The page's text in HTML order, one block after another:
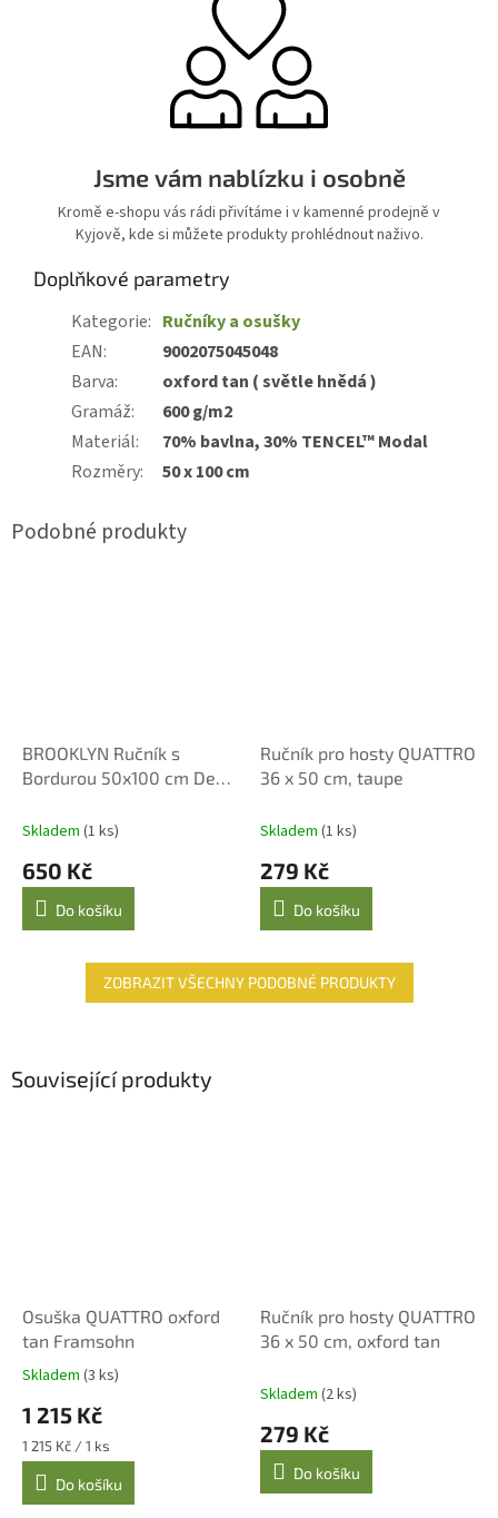
Jsme vám nablízku i osobně
Kromě e-shopu vás rádi přivítáme i v kamenné prodejně v
Kyjově, kde si můžete produkty prohlédnout naživo.
Doplňkové parametry
Kategorie: Ručníky a osušky
EAN:
9002075045048
Barva:
oxford tan ( světle hnědá )
Gramáž:
600 g/m2
Materiál:
70% bavlna, 30% TENCEL™ Modal
Rozměry: 50 x 100 cm
BROOKLYN Ručník s
Bordurou 50x100 cm Deep
Skladem (1 ks)
650 Kč
Do košíku
Ručník pro hosty QUATTRO
36 x 50 cm, taupe
Skladem (1 ks)
279 Kč
Do košíku
ZOBRAZIT VŠECHNY PODOBNÉ PRODUKTY
Související produkty
Osuška QUATTRO oxford
tan Framsohn
Průměrné
produktu
je
5,0
5
Skladem (3 ks)
1 215 Kč
Měrná
cena:
1 215 Kč / 1 ks
Do košíku
Ručník pro hosty QUATTRO
36 x 50 cm, oxford tan
Skladem (2 ks)
279 Kč
Do košíku